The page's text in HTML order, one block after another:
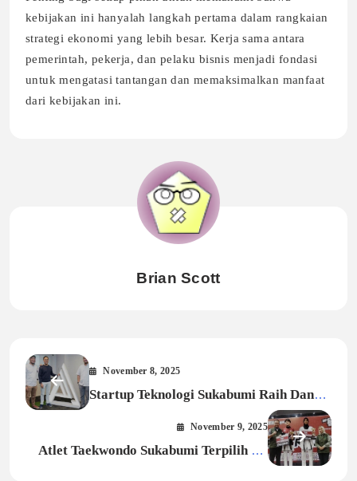
kebijakan ini hanyalah langkah pertama dalam rangkaian
strategi ekonomi yang lebih besar. Kerja sama antara
pemerintah, pekerja, dan pelaku bisnis menjadi fondasi
untuk mengatasi tantangan dan memaksimalkan manfaat
dari kebijakan ini.
Brian Scott
November 8, 2025
Startup Teknologi Sukabumi Raih Dana
Investasi Seri A, Fokus Smart City
November 9, 2025
Atlet Taekwondo Sukabumi Terpilih Ke